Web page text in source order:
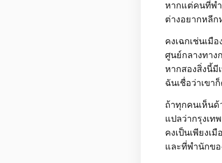
หากแต่คนที่พ
ต่างอยากหลีก
คงเฉกเช่นเมื
ศูนย์กลางทาง
หากสองสิ่งนี้มี
ฉันเชื่อว่าเขา
ถ้าทุกคนเห็น
แปลว่ากรุงเท
คงเป็นเพียงเ
และที่พำนักข